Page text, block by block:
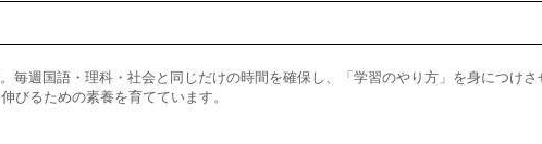
毎週国語・理科・社会と同じだけの時間を確保し、「学習のやり方」を身につけさ
びるための素養を育てています。